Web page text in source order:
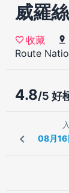
威羅
收藏
Route
4.8/5 好